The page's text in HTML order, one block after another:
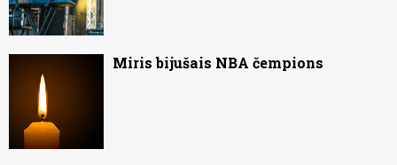
Miris bijušais NBA čempions